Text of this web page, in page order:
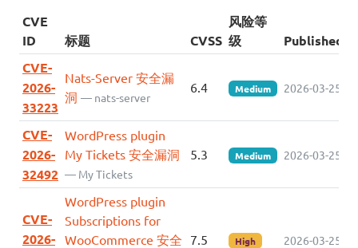
CVE
ID
标题 CVSS
风险等
级
Published
CVE-
2026-
33223
Nats-Server 安全漏
洞 — nats-server
6.4 Medium 2026-03-25
CVE-
2026-
32492
WordPress plugin
My Tickets 安全漏洞
— My Tickets
5.3 Medium 2026-03-25
CVE-
2026-
WordPress plugin
Subscriptions for
WooCommerce 安全 7.5 High 2026-03-25